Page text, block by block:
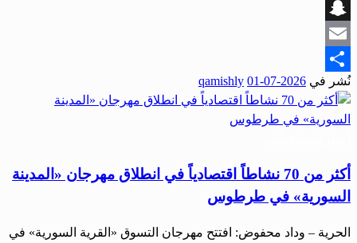
Viber
Snapchat
Email
Share
نُشر في 2026-07-01
qamishly
أكثر من 70 نشاطاً اقتصادياً في انطلاق مهرجان «المدينة
السورية» في طرطوس
الحرية – وداد محفوض: افتتح مهرجان التسوق «القرية السورية» في